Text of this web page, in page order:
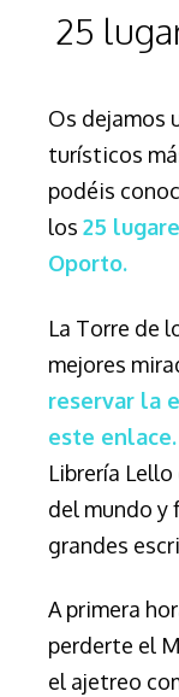
25
Os dejamos
turísticos
podéis
los 25
Oporto.
La Torre de
mejores
reservar la
este enlace.
Librería
del mundo y
grandes
A primera
perderte el
el ajetreo